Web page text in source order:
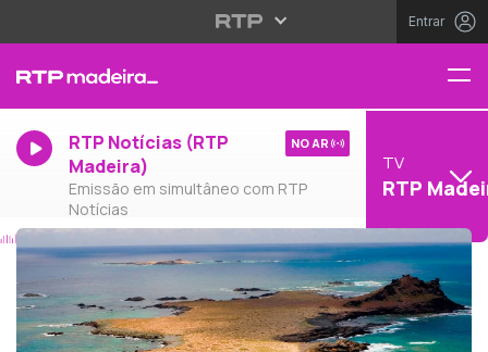
Entrar
RTP Notícias (RTP
Madeira)
Emissão em simultâneo com RTP
Notícias
NO AR
TV
RTP